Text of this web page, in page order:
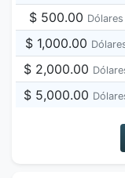
$ 500.00 Dólares
$ 1,000.00
$ 2,000.00
$ 5,000.00